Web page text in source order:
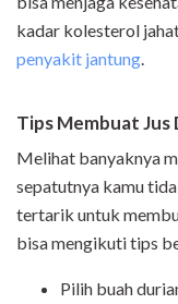
kadar kolesterol
penyakit jantung
Tips Membuat Jus
Melihat banyaknya
sepatutnya kamu
tertarik untuk
bisa mengikuti tips
Pilih buah